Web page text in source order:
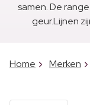
samen. De
geur.Lijnen
Home Merken